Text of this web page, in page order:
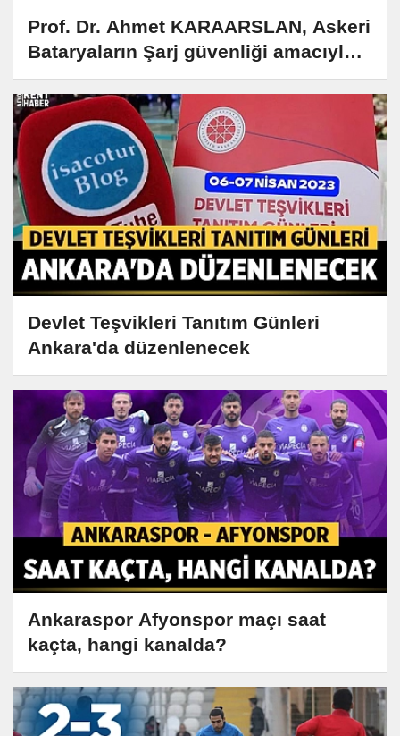
Prof. Dr. Ahmet KARAARSLAN, Askeri
Bataryaların Şarj güvenliği amacıyla
Dönüştürücü kontrolü ve tasarımı
gerçekleştirildi
Devlet Teşvikleri Tanıtım Günleri
Ankara'da düzenlenecek
Ankaraspor Afyonspor maçı saat
kaçta, hangi kanalda?